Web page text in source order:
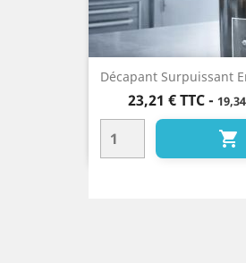
Décapant Surpuissant
Prix
23,21 € TTC-
